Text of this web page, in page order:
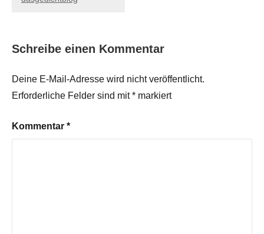
Schreibe einen Kommentar
Deine E-Mail-Adresse wird nicht veröffentlicht.
Erforderliche Felder sind mit* markiert
Kommentar *